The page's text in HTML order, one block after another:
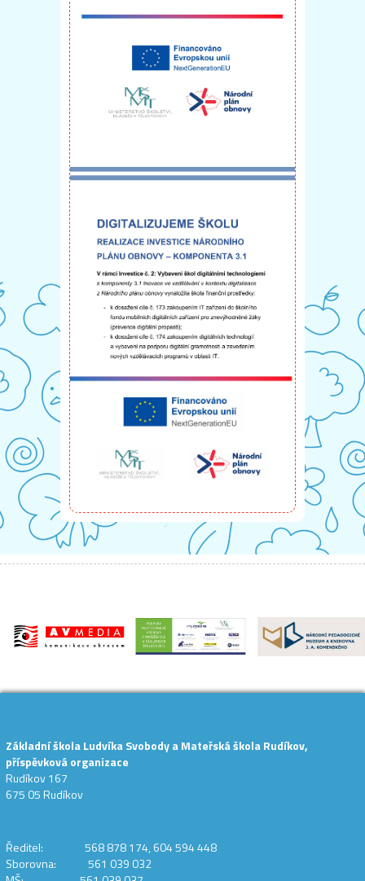
Základní škola Ludvíka Svobody a Mateřská škola Rudíkov,
příspěvková organizace
Rudíkov 167
675 05 Rudíkov
Ředitel: 568 878 174, 604 594 448
Sborovna: 561 039 032